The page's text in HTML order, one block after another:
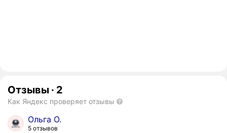
Отзывы · 2
Как Яндекс проверяет отзывы
Ольга О.
5 отзывов